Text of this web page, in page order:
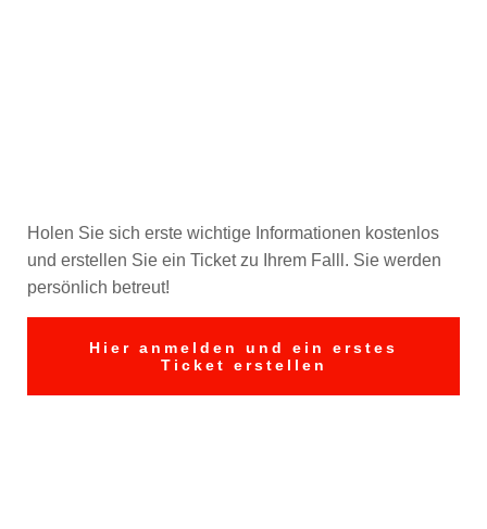
Holen Sie sich erste wichtige Informationen kostenlos
und erstellen Sie ein Ticket zu Ihrem Falll. Sie werden
persönlich betreut!
Hier anmelden und ein erstes
Ticket erstellen